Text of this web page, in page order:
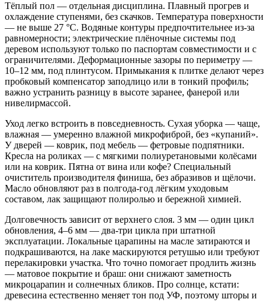
Тёплый пол — отдельная дисциплина. Плавный прогрев и
охлаждение ступенями, без скачков. Температура поверхности
— не выше 27 °C. Водяные контуры предпочтительнее из‑за
равномерности; электрические плёночные системы под
деревом используют только по паспортам совместимости и с
ограничителями. Деформационные зазоры по периметру —
10–12 мм, под плинтусом. Примыкания к плитке делают через
пробковый компенсатор заподлицо или в тонкий профиль;
важно устранить разницу в высоте заранее, фанерой или
нивелирмассой.
Уход легко встроить в повседневность. Сухая уборка — чаще,
влажная — умеренно влажной микрофиброй, без «купаний».
У дверей — коврик, под мебель — фетровые подпятники.
Кресла на роликах — с мягкими полиуретановыми колёсами
или на коврик. Пятна от вина или кофе? Специальный
очиститель производителя финиша, без абразивов и щёлочи.
Масло обновляют раз в полгода‑год лёгким уходовым
составом, лак защищают полиролью и бережной химией.
Долговечность зависит от верхнего слоя. 3 мм — один цикл
обновления, 4–6 мм — два‑три цикла при штатной
эксплуатации. Локальные царапины на масле затираются и
подкрашиваются, на лаке маскируются ретушью или требуют
перелакировки участка. Что точно помогает продлить жизнь
— матовое покрытие и браш: они снижают заметность
микроцарапин и солнечных бликов. Про солнце, кстати:
древесина естественно меняет тон под УФ, поэтому шторы и